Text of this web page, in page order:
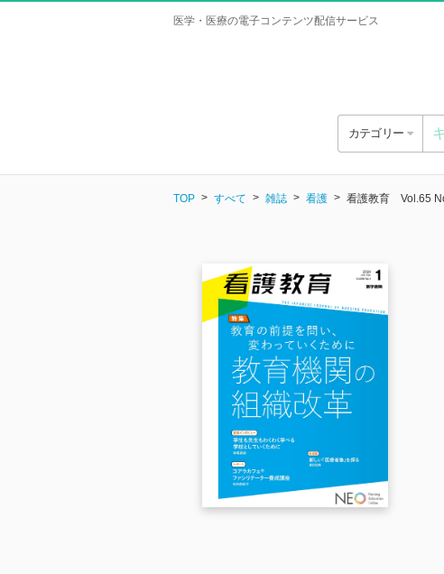
医学・医療の電子コンテンツ配信サービス
カテゴリー
TOP すべて 雑誌 看護 看護教育 Vol.65